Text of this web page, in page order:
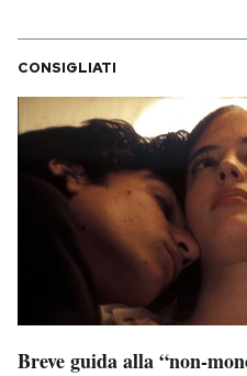
CONSIGLIATI
Breve guida alla “non-